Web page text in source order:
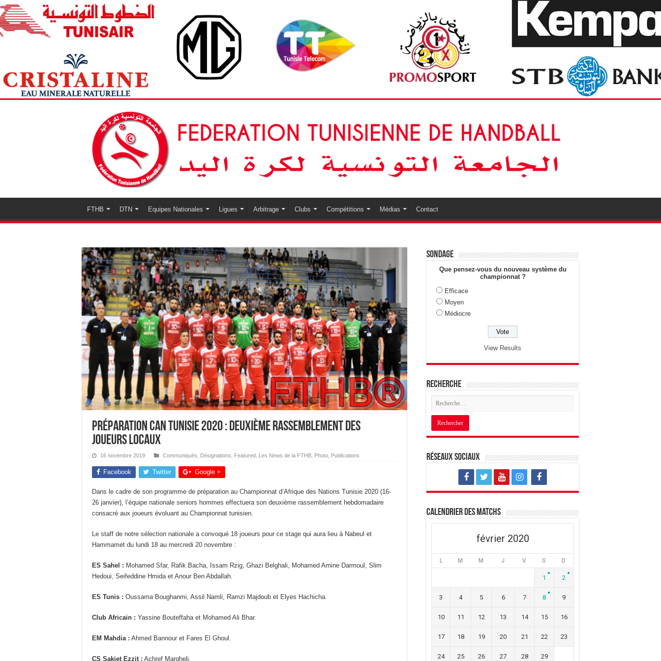
FTHB DTN Equipes Nationales Ligues Arbitrage Clubs Compétitions Médias Contact
Préparation CAN Tunisie 2020 : Deuxième rassemblement des
joueurs locaux
16 novembre 2019 Communiqués Désignations Featured Les News de la FTHB Photo Publications
Facebook Twitter Google +
Dans le cadre de son programme de préparation au Championnat d’Afrique des Nations Tunisie 2020 (16-
26 janvier), l’équipe nationale seniors hommes effectuera son deuxième rassemblement hebdomadaire
consacré aux joueurs évoluant au Championnat tunisien.
Le staff de notre sélection nationale a convoqué 18 joueurs pour ce stage qui aura lieu à Nabeul et
Hammamet du lundi 18 au mercredi 20 novembre :
ES Sahel : Mohamed Sfar, Rafik Bacha, Issam Rzig, Ghazi Belghali, Mohamed Amine Darmoul, Slim
Hedoui, Seifeddine Hmida et Anour Ben Abdallah.
ES Tunis : Oussama Boughanmi, Assil Namli, Ramzi Majdoub et Elyes Hachicha.
Club Africain : Yassine Bouteffaha et Mohamed Ali Bhar.
EM Mahdia : Ahmed Bannour et Fares El Ghoul.
CS Sakiet Ezzit : Achref Margheli.
Sondage
Que pensez-vous du nouveau système du
championnat ?
Efficace
Moyen
Médiocre
View Results
Recherche
Réseaux sociaux
Calendrier des matchs
février 2020
L M M J V S D
1 2
3 4 5 6 7 8 9
10 11 12 13 14 15 16
17 18 19 20 21 22 23
24 25 26 27 28 29